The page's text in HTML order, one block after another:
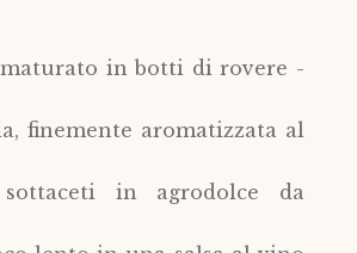
maturato in botti di rovere -
finemente aromatizzata al
in agrodolce da